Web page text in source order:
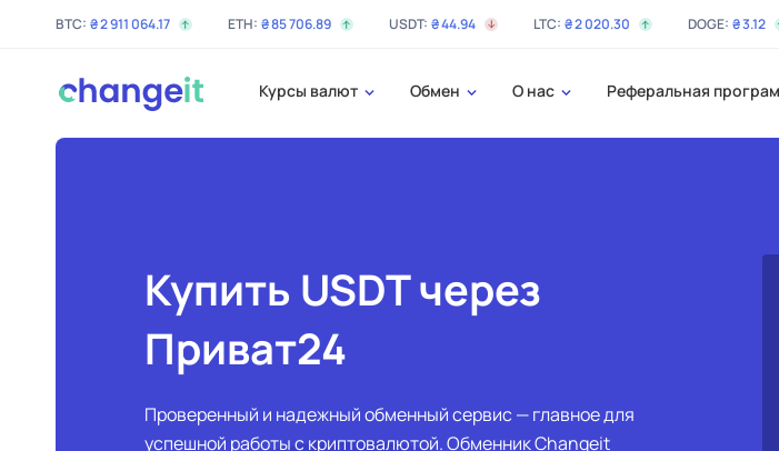
BTC: ₴2 911 064.17 ETH: ₴85 706.89 USDT: ₴44.94 LTC: ₴2 020.30 DOGE: ₴3.12
Курсы валют Обмен О нас Реферальная
Купить USDT через
Приват24
Проверенный и надежный обменный сервис — главное для
успешной работы с криптовалютой. Обменник Changeit